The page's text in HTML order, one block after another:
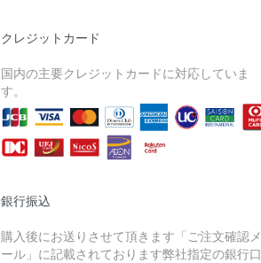
クレジットカード
国内の主要クレジットカードに対応していま
す。
銀行振込
購入後にお送りさせて頂きます「ご注文確認メ
ール」に記載されております弊社指定の銀行口